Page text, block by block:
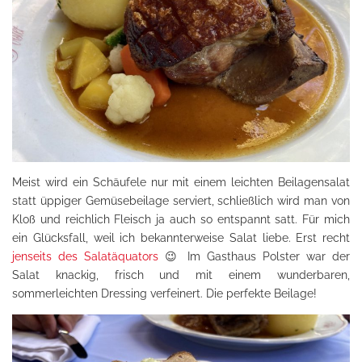
Meist wird ein Schäufele nur mit einem leichten Beilagensalat
statt üppiger Gemüsebeilage serviert, schließlich wird man von
Kloß und reichlich Fleisch ja auch so entspannt satt. Für mich
ein Glücksfall, weil ich bekannterweise Salat liebe. Erst recht
jenseits des Salatäquators 😉 Im Gasthaus Polster war der
Salat knackig, frisch und mit einem wunderbaren,
sommerleichten Dressing verfeinert. Die perfekte Beilage!